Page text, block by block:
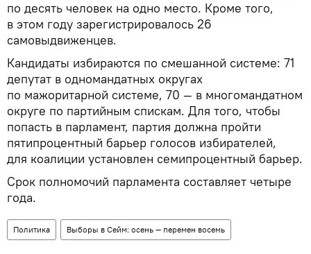
по десять человек на одно место. Кроме того,
в этом году зарегистрировалось 26
самовыдвиженцев.
Кандидаты избираются по смешанной системе: 71
депутат в одномандатных округах
по мажоритарной системе, 70 — в многомандатном
округе по партийным спискам. Для того, чтобы
попасть в парламент, партия должна пройти
пятипроцентный барьер голосов избирателей,
для коалиции установлен семипроцентный барьер.
Срок полномочий парламента составляет четыре
года.
Политика Выборы в Сейм: осень — перемен восемь